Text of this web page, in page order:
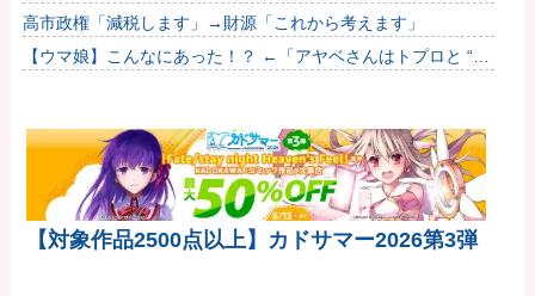
た32歳女が逮捕
高市政権「減税します」→財源「これから考えます」
【ウマ娘】こんなにあった！？ ←「アヤベさんはトプロと “1”
【対象作品2500点以上】カドサマー2026第3弾